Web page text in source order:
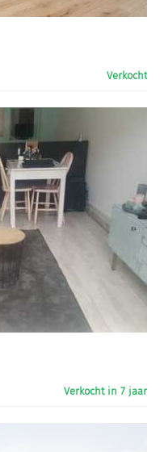
Verkocht
Verkocht in 7 jaar